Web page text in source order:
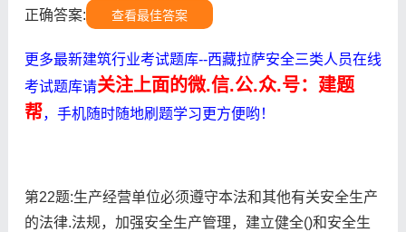
正确答案: 查看最佳答案
更多最新建筑行业考试题库--西藏拉萨安全三类人员在线
考试题库请关注上面的微.信.公.众.号：建题
帮，手机随时随地刷题学习更方便哟！
第22题:生产经营单位必须遵守本法和其他有关安全生产
的法律.法规，加强安全生产管理，建立健全()和安全生